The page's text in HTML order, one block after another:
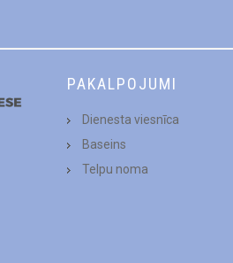
PAKALPOJUMI
Dienesta viesnīca
Baseins
Telpu noma